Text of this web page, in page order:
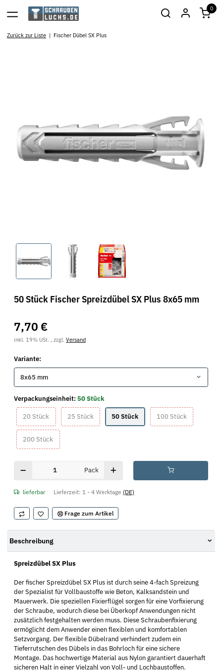
0
Zurück zur Liste Fischer Dübel SX Plus
50 Stück Fischer Spreizdübel SX Plus 8x65 mm
7,70 €
inkl. 19% USt. , zzgl. Versand
Variante:
8x65 mm
Verpackungseinheit: 50 Stück
20 Stück20 Stück25 Stück25 Stück50 Stück50 Stück100 Stück100 Stück
200 Stück 200 Stück
Pack
lieferbar Lieferzeit: 1 - 4 Werktage (DE)
Frage zum Artikel
Beschreibung
Spreizdübel SX Plus
Der fischer Spreizdübel SX Plus ist durch seine 4-fach Spreizung
der Spezialist für Vollbaustoffe wie Beton, Kalksandstein und
Mauerwerk. Die speziellen Fixierflügel sorgen für eine Vorfixierung
der Schraube, wodurch diese bei Überkopf Anwendungen nicht
zusätzlich festgehalten werden muss. Diese Schraubenfixierung
ermöglicht dem Anwender einen flexiblen und komfortablen
Setzvorgang. Der flexible Dübelrand verhindert zudem ein
Tieferrutschen des Dübels in das Bohrloch für eine sichere
Montage. Das hochwertige Material aus Nylon garantiert dauerhaft
sicheren Halt in einer Vielzahl von Voll- und Lochbaustoffen.